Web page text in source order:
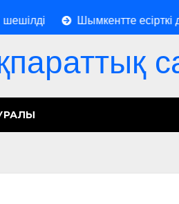
Шымкентте есірткі